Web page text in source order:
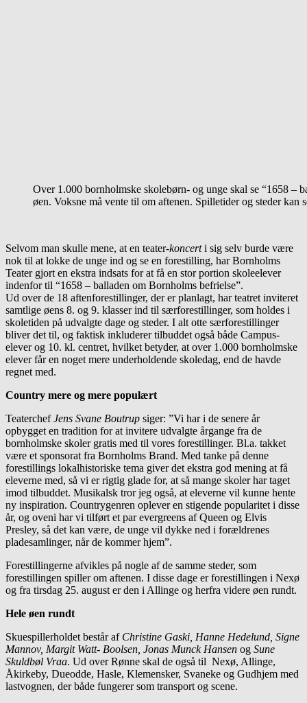
Over 1.000 bornholmske skolebørn- og unge skal se “1658 –
øen. Voksne må vente til om aftenen. Spilletider og steder kan
Selvom man skulle mene, at en teater-koncerti sig selv burde være
nok til at lokke de unge ind og se en forestilling, har Bornholms
Teater gjort en ekstra indsats for at få en stor portion skoleelever
indenfor til “1658 – balladen om Bornholms befrielse”.
Ud over de 18 aftenforestillinger, der er planlagt, har teatret inviteret
samtlige øens 8. og 9. klasser ind til særforestillinger, som holdes i
skoletiden på udvalgte dage og steder. I alt otte særforestillinger
bliver det til, og faktisk inkluderer tilbuddet også både Campus-
elever og 10. kl. centret, hvilket betyder, at over 1.000 bornholmske
elever får en noget mere underholdende skoledag, end de havde
regnet med.
Country mere og mere populært
TeaterchefJens Svane Boutrup siger: ”Vi har i de senere år
opbygget en tradition for at invitere udvalgte årgange fra de
bornholmske skoler gratis med til vores forestillinger. Bl.a. takket
være et sponsorat fra Bornholms Brand. Med tanke på denne
forestillings lokalhistoriske tema giver det ekstra god mening at få
eleverne med, så vi er rigtig glade for, at så mange skoler har taget
imod tilbuddet. Musikalsk tror jeg også, at eleverne vil kunne hente
ny inspiration. Countrygenren oplever en stigende popularitet i disse
år, og oveni har vi tilført et par evergreens af Queen og Elvis
Presley, så det kan være, de unge vil dykke ned i forældrenes
pladesamlinger, når de kommer hjem”.
Forestillingerne afvikles på nogle af de samme steder, som
forestillingen spiller om aftenen. I disse dage er forestillingen i Nexø
og fra tirsdag 25. august er den i Allinge og herfra videre øen rundt.
Hele øen rundt
Skuespillerholdet består af Christine Gaski, Hanne Hedelund, Signe
Mannov, Margit Watt- Boolsen, Jonas Munck Hansen og Sune
Skuldbøl Vraa. Ud over Rønne skal de også til Nexø, Allinge,
Åkirkeby, Dueodde, Hasle, Klemensker, Svaneke og Gudhjem med
lastvognen, der både fungerer som transport og scene.